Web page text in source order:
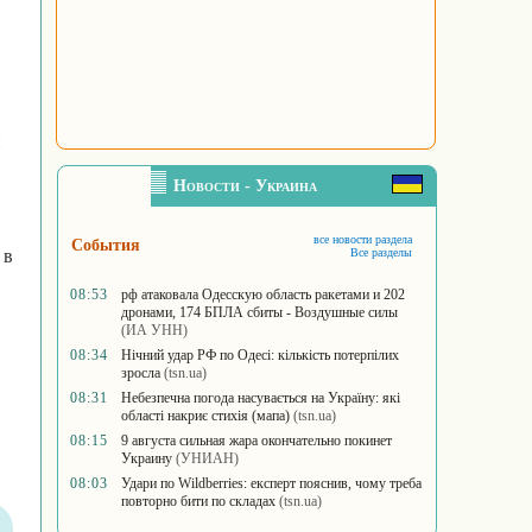
Новости - Украина
События
все новости раздела
Все разделы
08:53
рф атаковала Одесскую область ракетами и 202
дронами, 174 БПЛА сбиты - Воздушные силы
(ИА УНН)
08:34
Нічний удар РФ по Одесі: кількість потерпілих
зросла (tsn.ua)
08:31
Небезпечна погода насувається на Україну: які
області накриє стихія (мапа) (tsn.ua)
08:15
9 августа сильная жара окончательно покинет
Украину (УНИАН)
08:03
Удари по Wildberries: експерт пояснив, чому треба
повторно бити по складах (tsn.ua)